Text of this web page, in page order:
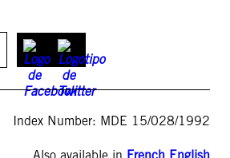
Index Number: MDE 15/028/1992